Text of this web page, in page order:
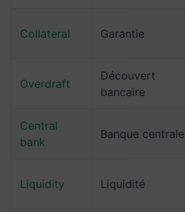
Collateral Garantie
Overdraft
Découvert
bancaire
Central
bank
Banque centrale
Liquidity Liquidité